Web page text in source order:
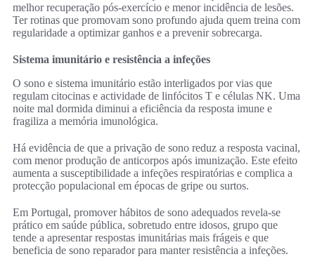
melhor recuperação pós-exercício e menor incidência de lesões.
Ter rotinas que promovam sono profundo ajuda quem treina com
regularidade a optimizar ganhos e a prevenir sobrecarga.
Sistema imunitário e resistência a infeções
O sono e sistema imunitário estão interligados por vias que
regulam citocinas e actividade de linfócitos T e células NK. Uma
noite mal dormida diminui a eficiência da resposta imune e
fragiliza a memória imunológica.
Há evidência de que a privação de sono reduz a resposta vacinal,
com menor produção de anticorpos após imunização. Este efeito
aumenta a susceptibilidade a infeções respiratórias e complica a
protecção populacional em épocas de gripe ou surtos.
Em Portugal, promover hábitos de sono adequados revela-se
prático em saúde pública, sobretudo entre idosos, grupo que
tende a apresentar respostas imunitárias mais frágeis e que
beneficia de sono reparador para manter resistência a infeções.